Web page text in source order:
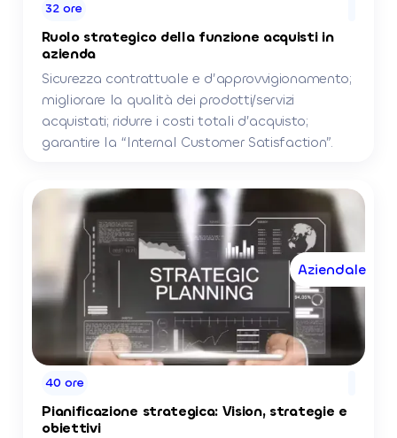
32 ore
Ruolo strategico della funzione acquisti in
azienda
Sicurezza contrattuale e d’approvvigionamento;
migliorare la qualità dei prodotti/servizi
acquistati; ridurre i costi totali d’acquisto;
garantire la “Internal Customer Satisfaction”.
40 ore
Pianificazione strategica: Vision, strategie e
obiettivi
Aziendale